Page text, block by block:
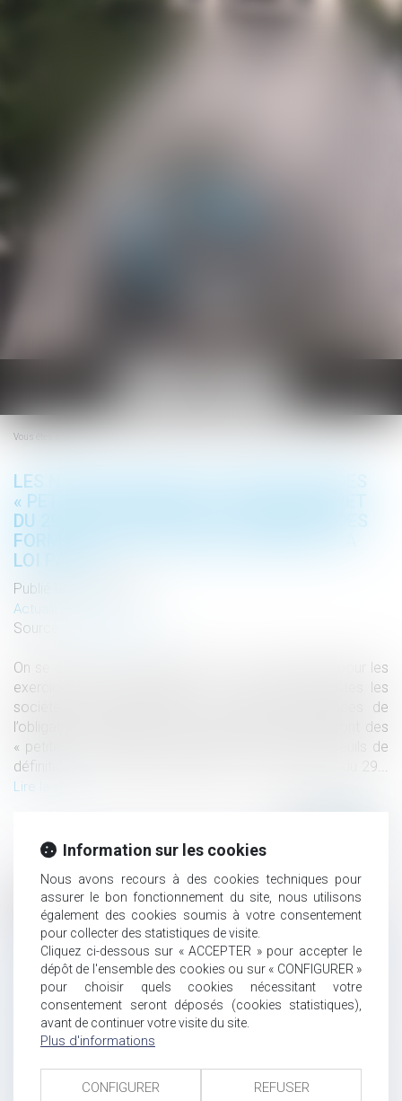
Vous êtes ici :
LES NOUVEAUX SEUILS DE DÉFINITION DES
« PETITES ENTREPRISES » ISSU DU DÉCRET
DU 29 MAI 2019 ET LES ALLÈGEMENTS DES
FORMALITÉS COMPTABLES ISSUES DE LA
LOI PACTE
Publié le :
Actualités altajuris
Source :
On se souvient que depuis la loi du 10 août 2018 (pour les
exercices clos à compter du 11 août 2018), toutes les
sociétés commerciales sont désormais dispensées de
l’obligation d’établir le rapport de gestion si elles sont des
« petites… Lire la suite › The post Les nouveaux seuils de
définition des « petites entreprises » issu du décret du 29...
Lire la suite
Historique
Les dispositions de la loi Pacte sur les véhicules autonomes :
les conditions de circulation et le régime de responsabilité
pénale.
Contrats à distance : Amazon n’est pas tenu de communiquer
son numéro de téléphone
SkypeOut est un service de communications électroniques
au sens de la directive-cadre du 7 mars 2002
Gmail n’est pas un service de communications électroniques
au sens de la directive-cadre du 7 mars 2002
Information sur les cookies
Nous avons recours à des cookies techniques pour
assurer le bon fonctionnement du site, nous utilisons
également des cookies soumis à votre consentement
pour collecter des statistiques de visite.
Cliquez ci-dessous sur « ACCEPTER » pour accepter le
dépôt de l'ensemble des cookies ou sur « CONFIGURER »
pour choisir quels cookies nécessitant votre
consentement seront déposés (cookies statistiques),
avant de continuer votre visite du site.
Plus d'informations
CONFIGURER REFUSER